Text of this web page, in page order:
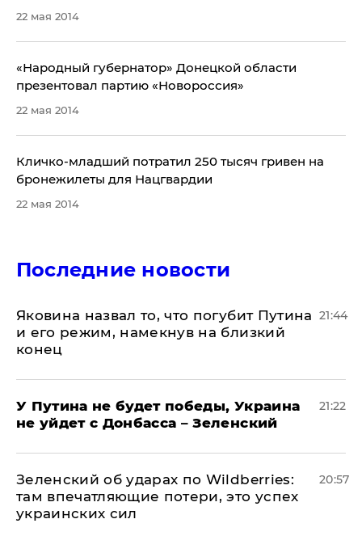
22 мая 2014
​«Народный губернатор» Донецкой области
презентовал партию «Новороссия»
22 мая 2014
Кличко-младший потратил 250 тысяч гривен на
бронежилеты для Нацгвардии
22 мая 2014
Последние новости
Яковина назвал то, что погубит Путина
и его режим, намекнув на близкий
конец
21:44
У Путина не будет победы, Украина
не уйдет с Донбасса – Зеленский
21:22
Зеленский об ударах по Wildberries:
там впечатляющие потери, это успех
украинских сил
20:57